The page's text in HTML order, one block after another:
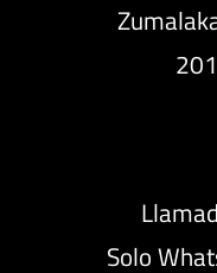
Solo